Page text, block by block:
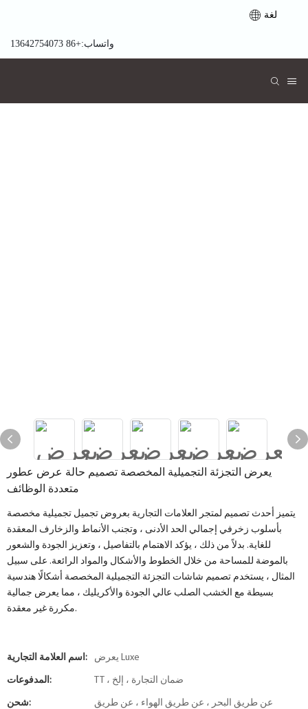
لغة
واتساب:+86 13642754073
يعرض التجزئة التجميلية المخصصة تصميم حالة عرض عطور
متعددة الوظائف
يتميز أحدث تصميم لمتجر العلامات التجارية بعروض تجميل تجميلية مخصصة
بأسلوب زخرفي إجمالي الحد الأدنى ، وتجنب الأنماط والزخارف المعقدة
للغاية. بدلاً من ذلك ، يؤكد الاهتمام بالتفاصيل ، وتعزيز الجودة والشعور
بالموضة للمساحة من خلال الخطوط والأشكال والمواد الرائعة. على سبيل
المثال ، يستخدم تصميم شاشات التجزئة التجميلية المخصصة أشكالًا هندسية
بسيطة مع الخشب الصلب عالي الجودة والأكريليك ، مما يعرض جمالية
مكررة غير معقدة.
اسم العلامة التجارية: يعرض Luxe
المدفوعات: TT ، ضمان التجارة ، إلخ
شحن:
عن طريق البحر ، عن طريق الهواء ، عن طريق